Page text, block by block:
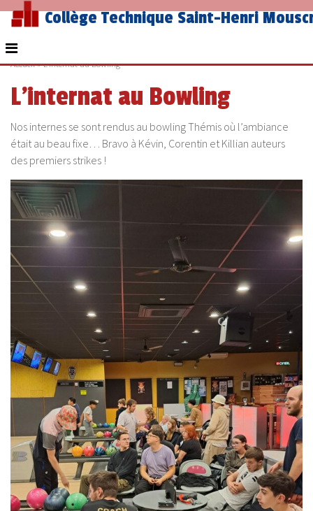
Collège Technique Saint-Henri
Accueil»L’internat au Bowling
L’internat au Bowling
Nos internes se sont rendus au bowling Thémis où l’ambiance
était au beau fixe… Bravo à Kévin, Corentin et Killian auteurs
des premiers strikes !